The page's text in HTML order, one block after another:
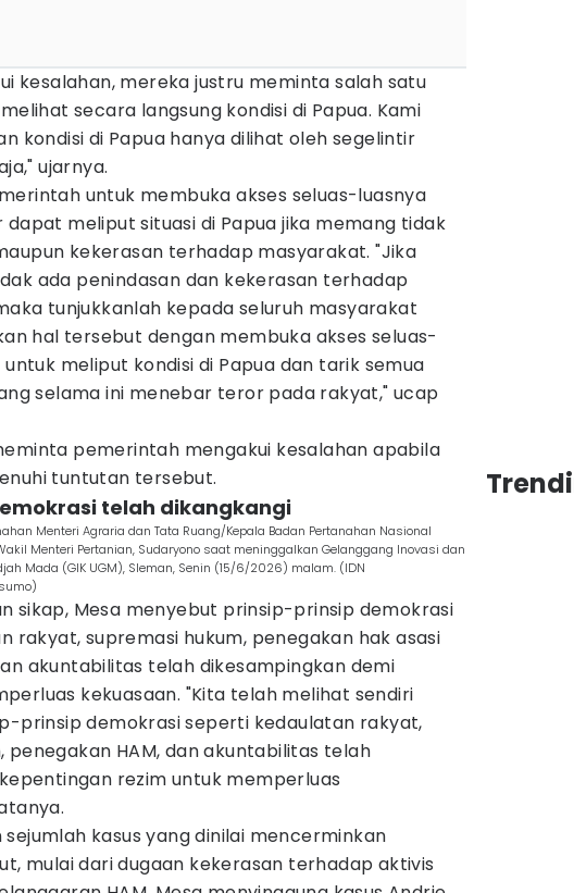
kesalahan, mereka justru meminta salah satu
secara langsung kondisi di Papua. Kami
kondisi di Papua hanya dilihat oleh segelintir
ujarnya.
untuk membuka akses seluas-luasnya
meliput situasi di Papua jika memang tidak
kekerasan terhadap masyarakat. "Jika
ada penindasan dan kekerasan terhadap
tunjukkanlah kepada seluruh masyarakat
hal tersebut dengan membuka akses seluas-
meliput kondisi di Papua dan tarik semua
selama ini menebar teror pada rakyat," ucap
pemerintah mengakui kesalahan apabila
tuntutan tersebut.
telah dikangkangi
Menteri Agraria dan Tata Ruang/Kepala Badan Pertanahan Nasional
Menteri Pertanian, Sudaryono saat meninggalkan Gelanggang Inovasi dan
Mada (GIK UGM), Sleman, Senin (15/6/2026) malam. (IDN
sikap, Mesa menyebut prinsip-prinsip demokrasi
rakyat, supremasi hukum, penegakan hak asasi
akuntabilitas telah dikesampingkan demi
kekuasaan. "Kita telah melihat sendiri
prinsip demokrasi seperti kedaulatan rakyat,
penegakan HAM, dan akuntabilitas telah
rezim untuk memperluas
kasus yang dinilai mencerminkan
mulai dari dugaan kekerasan terhadap aktivis